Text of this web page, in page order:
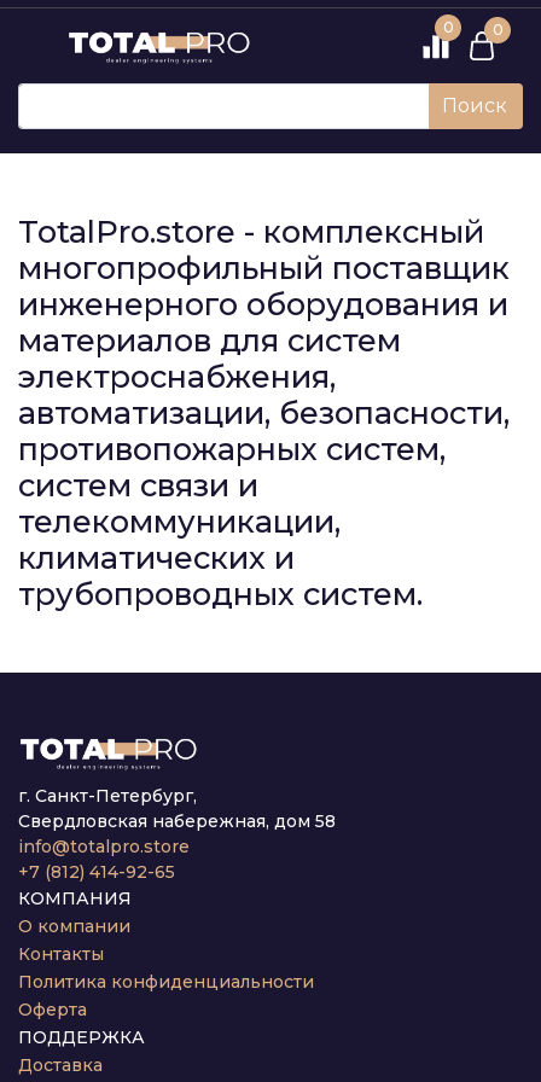
0 0
Поиск
TotalPro.store - комплексный
многопрофильный поставщик
инженерного оборудования и
материалов для систем
электроснабжения,
автоматизации, безопасности,
противопожарных систем,
систем связи и
телекоммуникации,
климатических и
трубопроводных систем.
г. Санкт-Петербург,
Свердловская набережная, дом 58
info@totalpro.store
+7 (812) 414-92-65
КОМПАНИЯ
О компании
Контакты
Политика конфиденциальности
Оферта
ПОДДЕРЖКА
Доставка